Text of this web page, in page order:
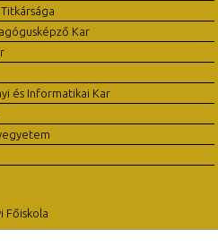
Kar
és Informatikai Kar
Főiskola